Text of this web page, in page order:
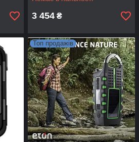
порядок
3 454 ₴
Топ продажів